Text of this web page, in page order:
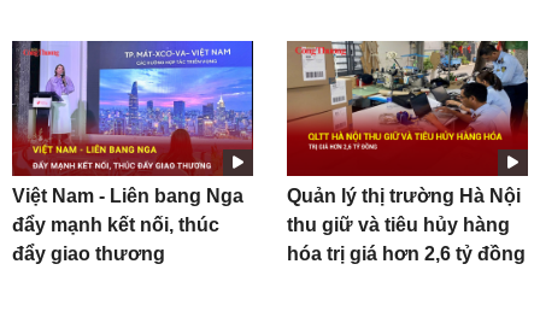
Việt Nam - Liên bang Nga
đẩy mạnh kết nối, thúc
đẩy giao thương
Quản lý thị trường Hà Nội
thu giữ và tiêu hủy hàng
hóa trị giá hơn 2,6 tỷ đồng